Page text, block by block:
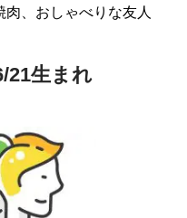
、おしゃべりな友人
21生まれ